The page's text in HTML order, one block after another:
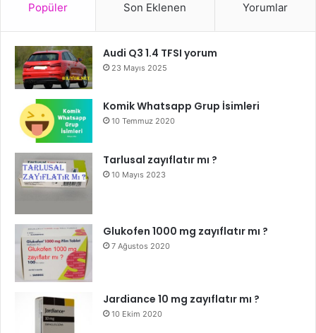
Popüler Son Eklenen Yorumlar
Audi Q3 1.4 TFSI yorum
23 Mayıs 2025
Komik Whatsapp Grup İsimleri
10 Temmuz 2020
Tarlusal zayıflatır mı ?
10 Mayıs 2023
Glukofen 1000 mg zayıflatır mı ?
7 Ağustos 2020
Jardiance 10 mg zayıflatır mı ?
10 Ekim 2020